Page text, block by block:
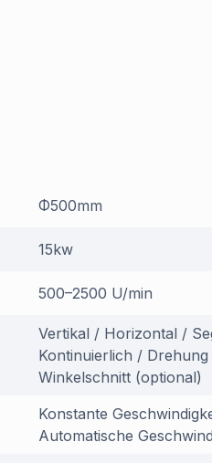
Φ500mm
15kw
500–2500 U/min
Vertikal / Horizontal /
Kontinuierlich /
Winkelschnitt (optional)
Konstante
Automatische